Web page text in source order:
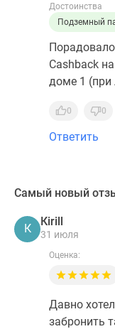
Достоинства
Подземный
Cashback
доме 1
0 0
Ответить
Самый новый
К
Кirill
31 июля
Оценка:
Давно
забронить